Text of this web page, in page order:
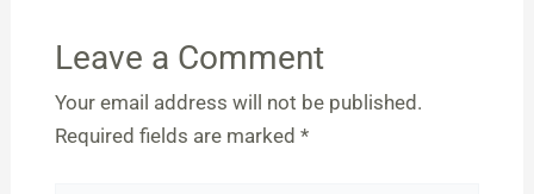
Leave a Comment
Your email address will not be published.
Required fields are marked *